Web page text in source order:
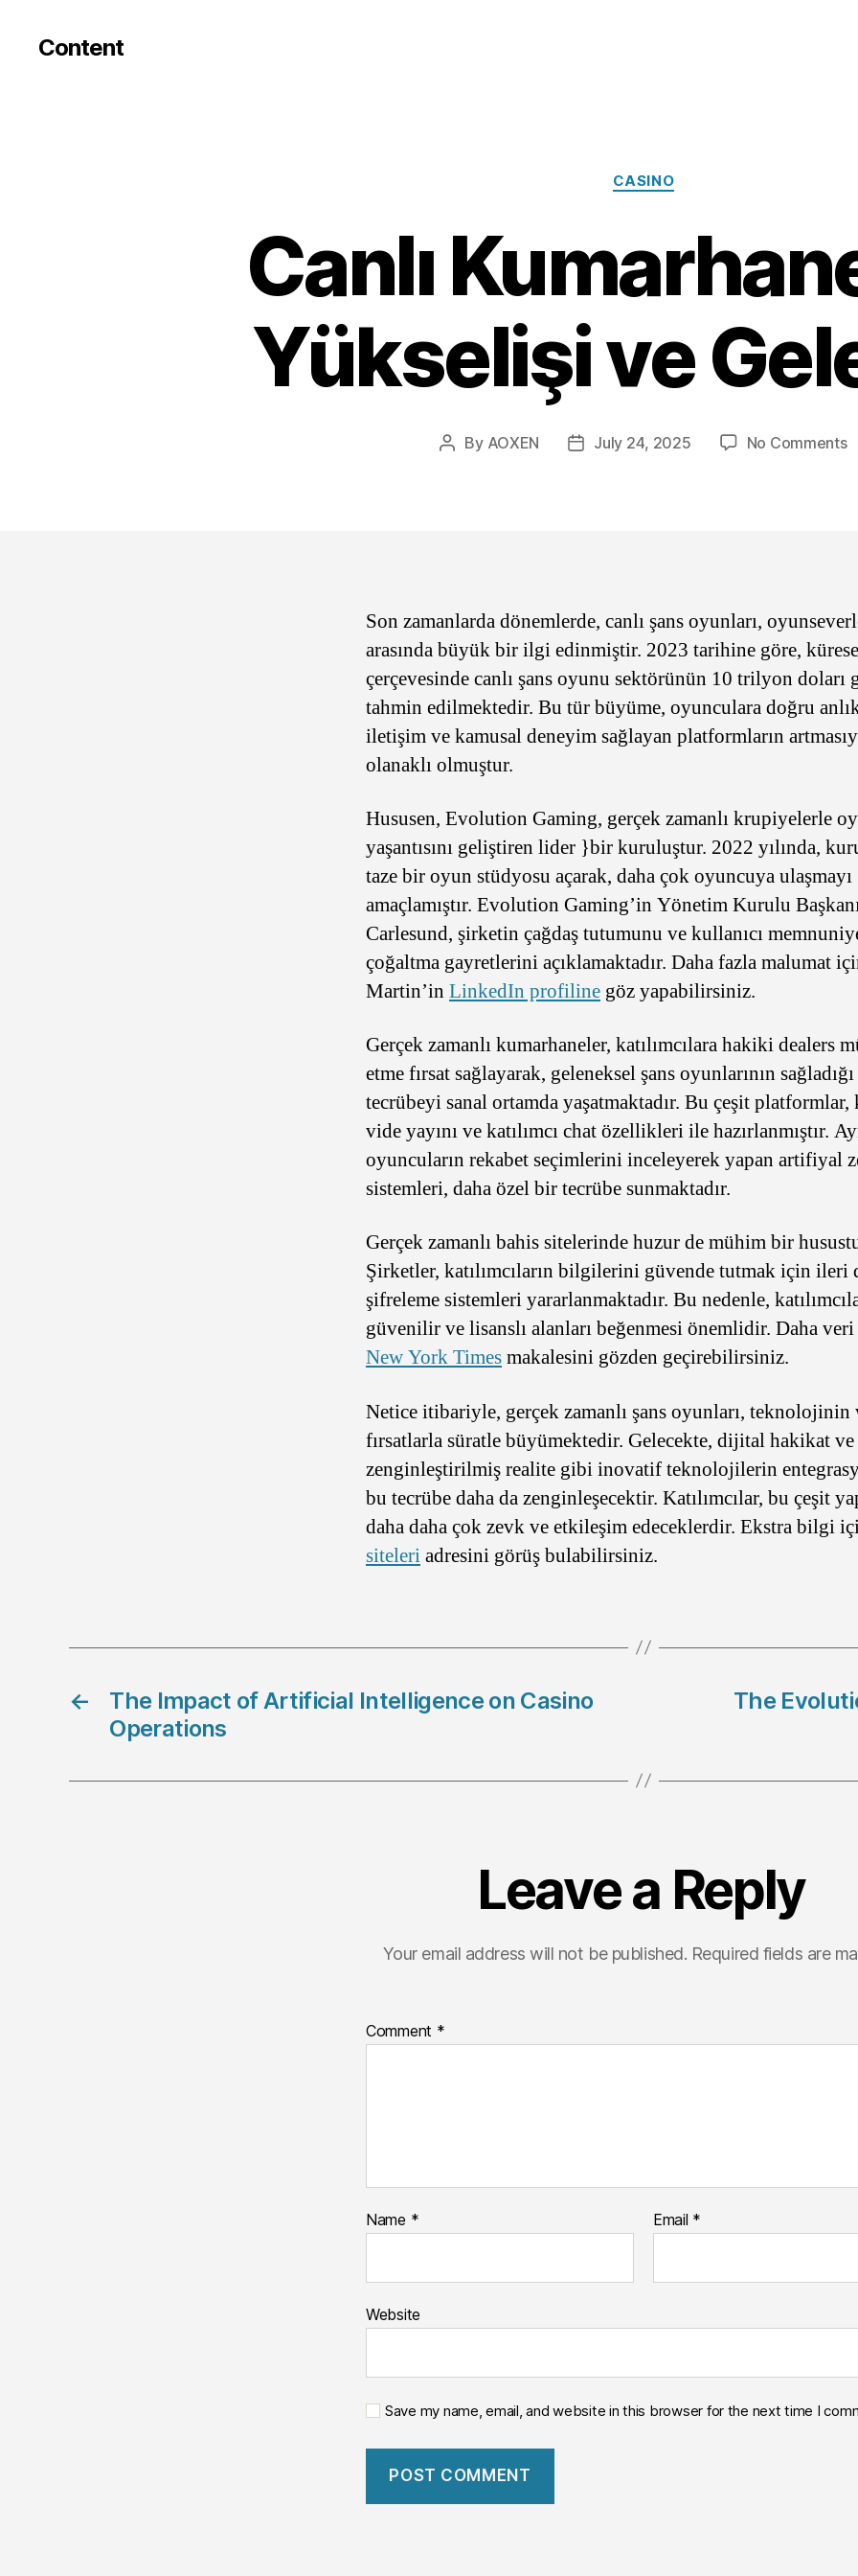
Content
Categories
CASINO
Canlı
Yükselişi ve
Post
By AOXEN
PostJuly 24, 2025 No Commentson
Son zamanlarda dönemlerde, canlı şans oyunları,
arasında büyük bir ilgi edinmiştir. 2023 tarihine göre,
çerçevesinde canlı şans oyunu sektörünün 10 trilyon doları
tahmin edilmektedir. Bu tür büyüme, oyunculara doğru
iletişim ve kamusal deneyim sağlayan platformların
olanaklı olmuştur.
Hususen, Evolution Gaming, gerçek zamanlı krupiyelerle
yaşantısını geliştiren lider }bir kuruluştur. 2022 yılında,
taze bir oyun stüdyosu açarak, daha çok oyuncuya ulaşmayı
amaçlamıştır. Evolution Gaming’in Yönetim Kurulu
Carlesund, şirketin çağdaş tutumunu ve kullanıcı
çoğaltma gayretlerini açıklamaktadır. Daha fazla malumat
Martin’in LinkedIn profiline göz yapabilirsiniz.
Gerçek zamanlı kumarhaneler, katılımcılara hakiki dealers
etme fırsat sağlayarak, geleneksel şans oyunlarının sağladığı
tecrübeyi sanal ortamda yaşatmaktadır. Bu çeşit
vide yayını ve katılımcı chat özellikleri ile hazırlanmıştır.
oyuncuların rekabet seçimlerini inceleyerek yapan artifiyal
sistemleri, daha özel bir tecrübe sunmaktadır.
Gerçek zamanlı bahis sitelerinde huzur de mühim bir
Şirketler, katılımcıların bilgilerini güvende tutmak için ileri
şifreleme sistemleri yararlanmaktadır. Bu nedenle,
güvenilir ve lisanslı alanları beğenmesi önemlidir. Daha
New York Timesmakalesini gözden geçirebilirsiniz.
Netice itibariyle, gerçek zamanlı şans oyunları,
fırsatlarla süratle büyümektedir. Gelecekte, dijital hakikat ve
zenginleştirilmiş realite gibi inovatif teknolojilerin
bu tecrübe daha da zenginleşecektir. Katılımcılar, bu çeşit
daha daha çok zevk ve etkileşim edeceklerdir. Ekstra bilgi
siteleriadresini görüş bulabilirsiniz.
←
The Impact of Artificial Intelligence on Casino
Operations
The
Leave a Reply
Your email address will not be published. Required fields are
Comment *
Name * Email *
Website
Save my name, email, and website in this browser for the next time I